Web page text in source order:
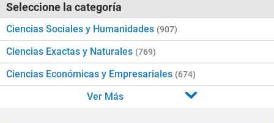
Seleccione la categoría
Ciencias Sociales y Humanidades (907)
Ciencias Exactas y Naturales (769)
Ciencias Económicas y Empresariales (674)
Ver Más